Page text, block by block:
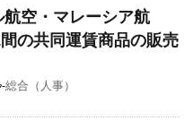
航空・マレーシア航
の共同運賃商品の販売
-総合（人事）